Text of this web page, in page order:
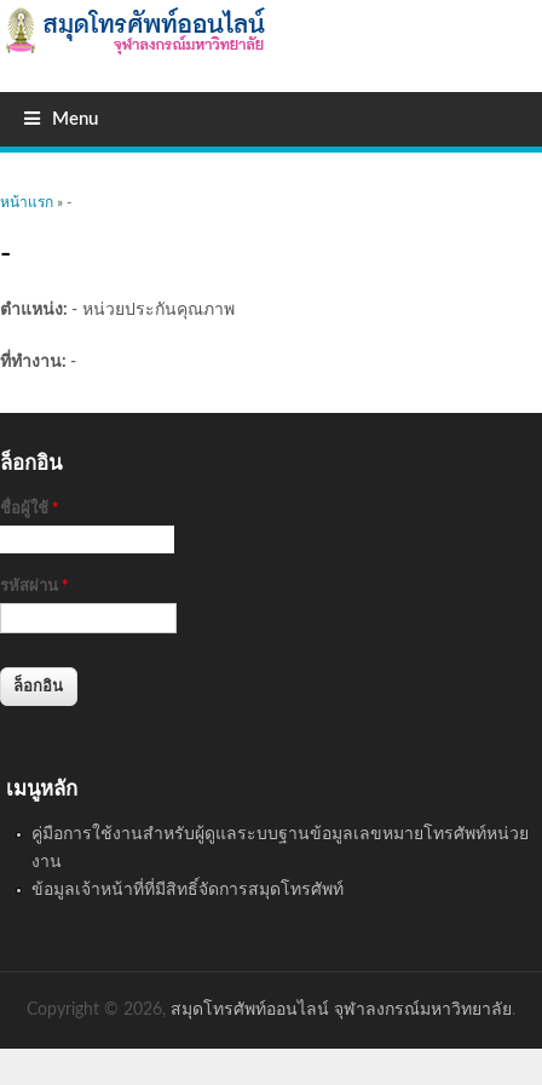
Menu
คุณอยู่ที่นี่
หน้าแรก » -
-
ตำแหน่ง: - หน่วยประกันคุณภาพ
ที่ทำงาน: -
ล็อกอิน
ชื่อผู้ใช้ *
รหัสผ่าน *
เมนูหลัก
คู่มือการใช้งานสำหรับผู้ดูแลระบบฐานข้อมูลเลขหมายโทรศัพท์หน่วย
งาน
ข้อมูลเจ้าหน้าที่ที่มีสิทธิ์จัดการสมุดโทรศัพท์
Copyright © 2026, สมุดโทรศัพท์ออนไลน์ จุฬาลงกรณ์มหาวิทยาลัย.